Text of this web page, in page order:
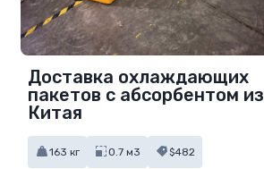
Доставка охлаждающих
пакетов с абсорбентом из
Китая
163 кг 0.7 м3 $482